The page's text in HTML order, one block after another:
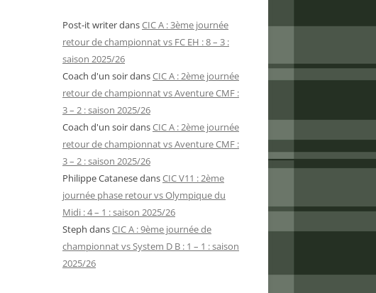
Post-it writerdansCIC A : 3ème journée
retour de championnat vs FC EH : 8 – 3 :
saison 2025/26
Coach d'un soirdansCIC A : 2ème journée
retour de championnat vs Aventure CMF :
3 – 2 : saison 2025/26
Coach d'un soirdansCIC A : 2ème journée
retour de championnat vs Aventure CMF :
3 – 2 : saison 2025/26
Philippe CatanesedansCIC V11 : 2ème
journée phase retour vs Olympique du
Midi : 4 – 1 : saison 2025/26
Steph dansCIC A : 9ème journée de
championnat vs System D B : 1 – 1 : saison
2025/26